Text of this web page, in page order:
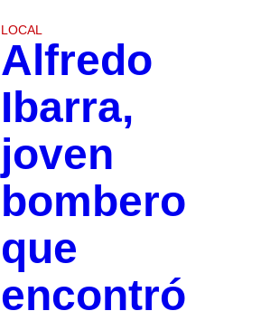
LOCAL
Alfredo
Ibarra,
joven
bombero
que
encontró